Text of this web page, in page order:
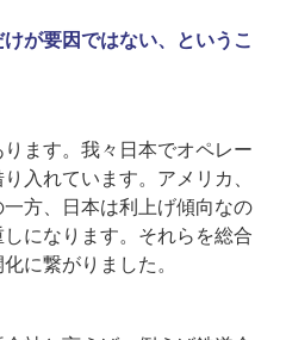
が要因ではない、というこ
ます。我々日本でオペレー
入れています。アメリカ、
方、日本は利上げ傾向なの
になります。それらを総合
に繋がりました。